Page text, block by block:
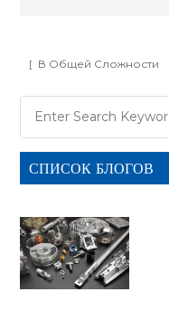
[ В Общей Сложности
СПИСОК БЛОГОВ